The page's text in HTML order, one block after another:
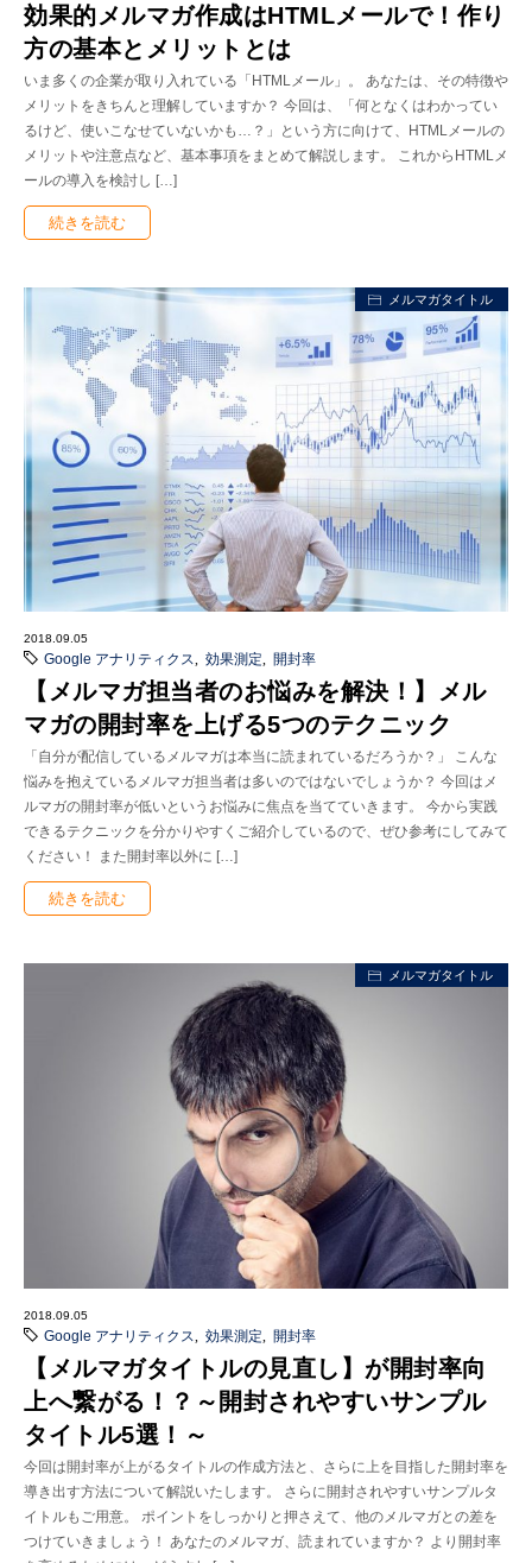
効果的メルマガ作成はHTMLメールで！作り
方の基本とメリットとは
いま多くの企業が取り入れている「HTMLメール」。 あなたは、その特徴や
メリットをきちんと理解していますか？ 今回は、「何となくはわかってい
るけど、使いこなせていないかも…？」という方に向けて、HTMLメールの
メリットや注意点など、基本事項をまとめて解説します。 これからHTMLメ
ールの導入を検討し […]
続きを読む
メルマガタイトル
2018.09.05
Google アナリティクス 効果測定 開封率
【メルマガ担当者のお悩みを解決！】メル
マガの開封率を上げる5つのテクニック
「自分が配信しているメルマガは本当に読まれているだろうか？」 こんな
悩みを抱えているメルマガ担当者は多いのではないでしょうか？ 今回はメ
ルマガの開封率が低いというお悩みに焦点を当てていきます。 今から実践
できるテクニックを分かりやすくご紹介しているので、ぜひ参考にしてみて
ください！ また開封率以外に […]
続きを読む
メルマガタイトル
2018.09.05
Google アナリティクス 効果測定 開封率
【メルマガタイトルの見直し】が開封率向
上へ繋がる！？～開封されやすいサンプル
タイトル5選！～
今回は開封率が上がるタイトルの作成方法と、さらに上を目指した開封率を
導き出す方法について解説いたします。 さらに開封されやすいサンプルタ
イトルもご用意。 ポイントをしっかりと押さえて、他のメルマガとの差を
つけていきましょう！ あなたのメルマガ、読まれていますか？ より開封率